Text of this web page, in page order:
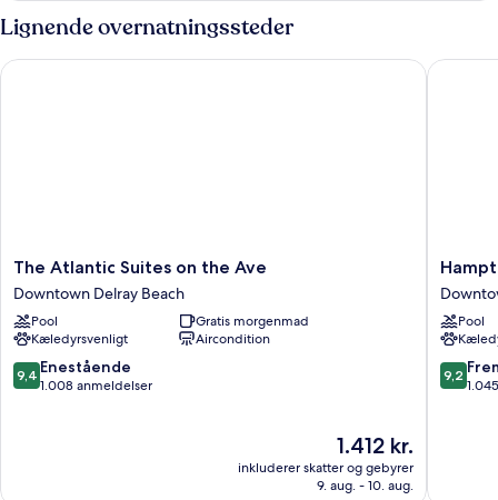
Lignende overnatningssteder
The
Atlantic
Suites
on
the
Ave
Downtown
The Atlantic Suites on the Ave
Downtown Delray Beach
Pool
Gratis morgenmad
Kæledyrsvenligt
Aircondition
9.4
ud
9,4 Enestående
1.008 anmeldelser
Prisen
1.412 kr.
1.412 kr.
inkluderer skatter og gebyrer
9. aug. - 10. aug.
The Atlantic Suites on the Ave
Inn
Delray
Beach
Delray
Beach
Pool
9.2
ud
9,2